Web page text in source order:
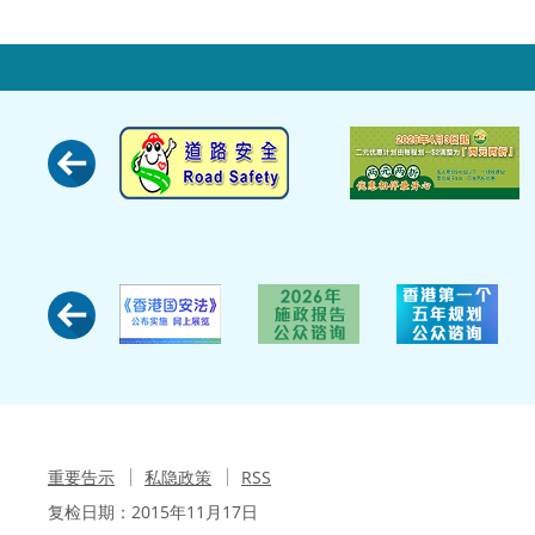
重要告示 私隐政策
RSS
复检日期： 2015年11月17日